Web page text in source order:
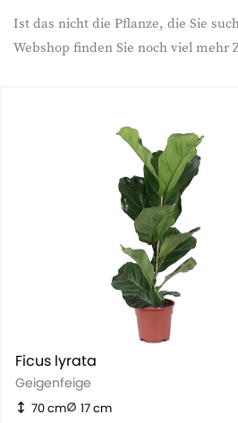
Ist das nicht die Pflanze, die Sie
Webshop finden Sie noch viel mehr
Ficus lyrata
Geigenfeige
70 cm 17 cm